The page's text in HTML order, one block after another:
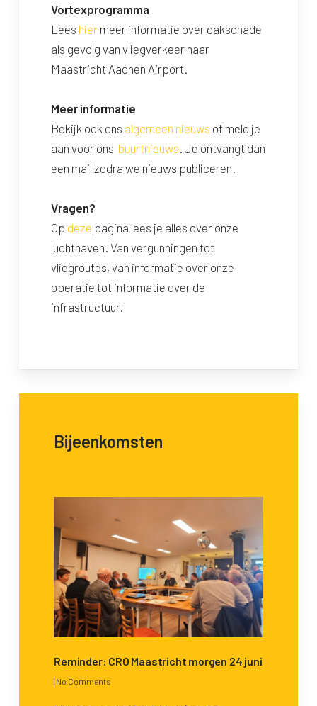
Vortexprogramma
Lees hiermeer informatie over dakschade
als gevolg van vliegverkeer naar
Maastricht Aachen Airport.
Meer informatie
Bekijk ook ons algemeen nieuws of meld je
aan voor ons buurtnieuws . Je ontvangt dan
een mail zodra we nieuws publiceren.
Vragen?
Op deze pagina lees je alles over onze
luchthaven. Van vergunningen tot
vliegroutes, van informatie over onze
operatie tot informatie over de
infrastructuur.
Bijeenkomsten
Reminder: CRO Maastricht morgen 24 juni
| No Comments